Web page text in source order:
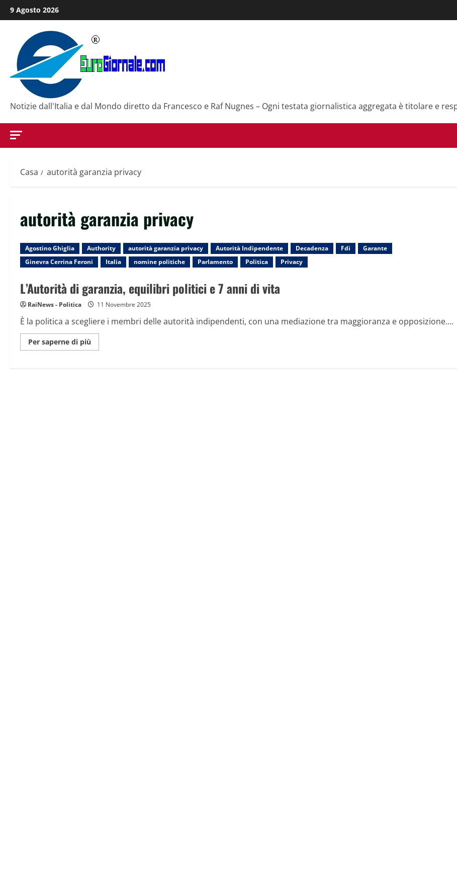
Salta
al
contenuto
9 Agosto 2026
Notizie dall'Italia e dal Mondo diretto da Francesco e Raf Nugnes – Ogni testata giornalistica aggregata è titolare e
Casa autorità garanzia privacy
autorità garanzia privacy
Agostino Ghiglia Authority autorità garanzia privacy Autorità Indipendente Decadenza Fdi
Garante
Ginevra Cerrina Feroni
Italia nomine politiche Parlamento Politica Privacy
L’Autorità di garanzia, equilibri politici e 7 anni di vita
RaiNews - Politica 11 Novembre 2025
È la politica a scegliere i membri delle autorità indipendenti, con una mediazione tra maggioranza e opposizione....
Per saperne di più
informazioni